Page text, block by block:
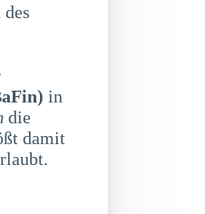
in
die
damit